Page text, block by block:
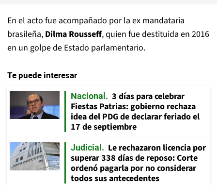
En el acto fue acompañado por la ex mandataria
brasileña, Dilma Rousseff, quien fue destituida en 2016
en un golpe de Estado parlamentario.
Te puede interesar
Nacional
3 días para celebrar
Fiestas Patrias: gobierno rechaza
idea del PDG de declarar feriado el
17 de septiembre
Judicial
Le rechazaron licencia por
superar 338 días de reposo: Corte
ordenó pagarla por no considerar
todos sus antecedentes